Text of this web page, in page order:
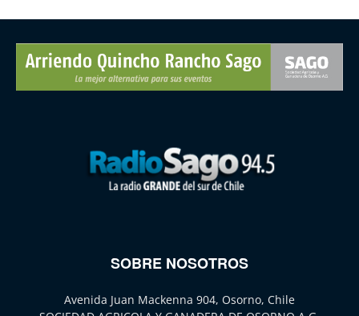
SOBRE NOSOTROS
Avenida Juan Mackenna 904, Osorno, Chile